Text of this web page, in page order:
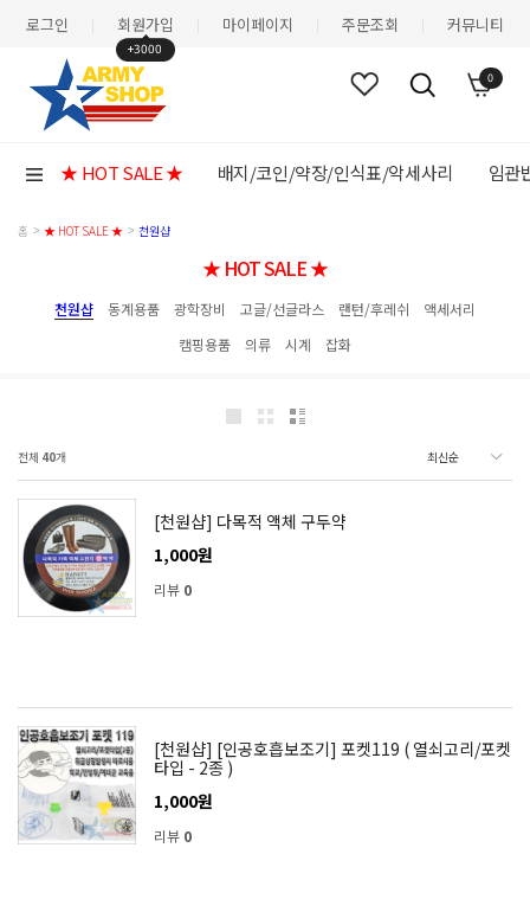
로그인 회원가입
+3000
마이페이지 주문조회 커뮤니티
0
★ HOT SALE ★ 배지/코인/약장/인식표/악세사리 임관
홈 ★ HOT SALE ★ 천원샵
★ HOT SALE ★
천원샵 동계용품 광학장비 고글/선글라스 랜턴/후레쉬
액세서리
캠핑용품
의류 시계 잡화
전체 40개
[천원샵] 다목적 액체 구두약
1,000원
리뷰 0
[천원샵] [인공호흡보조기] 포켓119 ( 열쇠고리/포켓
타입 - 2종 )
1,000원
리뷰 0